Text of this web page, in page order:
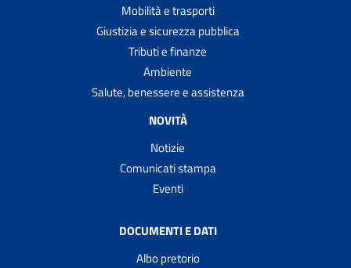
Mobilità e trasporti
Giustizia e sicurezza pubblica
Tributi e finanze
Ambiente
Salute, benessere e assistenza
NOVITÀ
Notizie
Comunicati stampa
Eventi
DOCUMENTI E DATI
Albo pretorio